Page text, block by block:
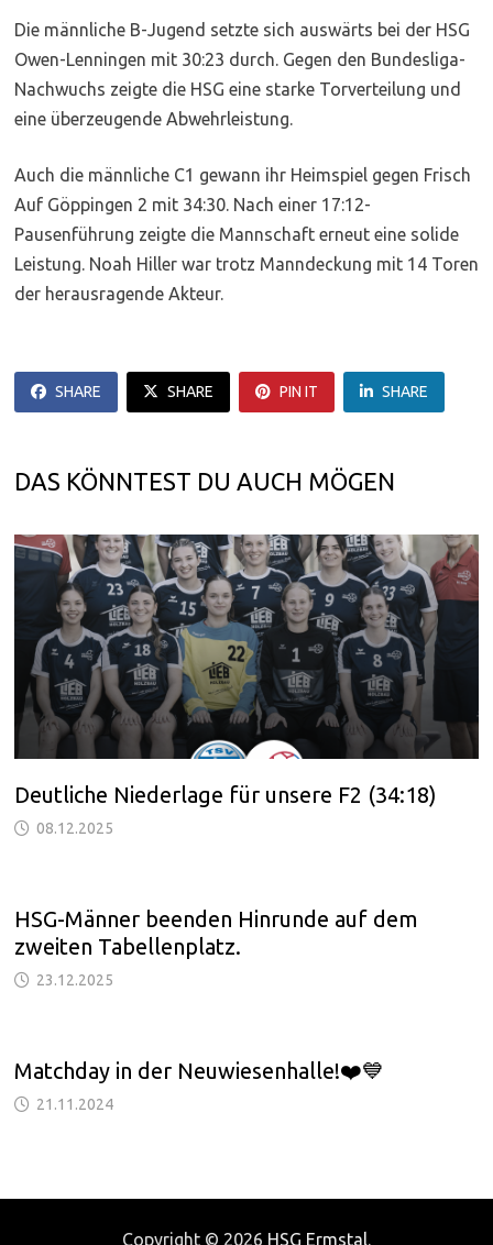
Die männliche B-Jugend setzte sich auswärts bei der HSG
Owen-Lenningen mit 30:23 durch. Gegen den Bundesliga-
Nachwuchs zeigte die HSG eine starke Torverteilung und
eine überzeugende Abwehrleistung.
Auch die männliche C1 gewann ihr Heimspiel gegen Frisch
Auf Göppingen 2 mit 34:30. Nach einer 17:12-
Pausenführung zeigte die Mannschaft erneut eine solide
Leistung. Noah Hiller war trotz Manndeckung mit 14 Toren
der herausragende Akteur.
SHARE SHARE PIN IT SHARE
DAS KÖNNTEST DU AUCH MÖGEN
Deutliche Niederlage für unsere F2 (34:18)
08.12.2025
HSG-Männer beenden Hinrunde auf dem
zweiten Tabellenplatz.
23.12.2025
Matchday in der Neuwiesenhalle!❤️💙
21.11.2024
Copyright © 2026 HSG Ermstal.